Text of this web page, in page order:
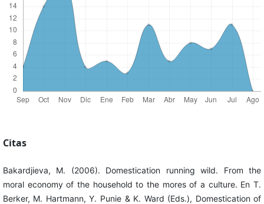
Citas
Bakardjieva, M. (2006). Domestication running wild. From the
moral economy of the household to the mores of a culture. En T.
Berker, M. Hartmann, Y. Punie & K. Ward (Eds.), Domestication of